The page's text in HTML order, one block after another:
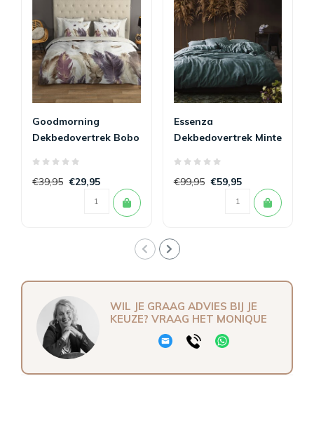
Goodmorning
Dekbedovertrek Bobo
€39,95 €29,95
Essenza
Dekbedovertrek Minte
€99,95 €59,95
WIL JE GRAAG ADVIES BIJ JE
KEUZE? VRAAG HET MONIQUE